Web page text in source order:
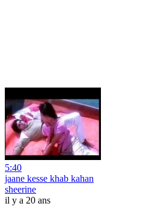
5:40
jaane kesse khab kahan
sheerine
il y a 20 ans